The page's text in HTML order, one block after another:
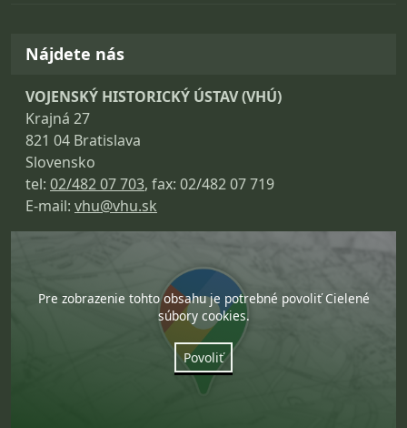
Nájdete nás
VOJENSKÝ HISTORICKÝ ÚSTAV (VHÚ)
Krajná 27
821 04 Bratislava
Slovensko
tel: 02/482 07 703, fax: 02/482 07 719
E-mail: vhu@vhu.sk
Pre zobrazenie tohto obsahu je potrebné povoliť Cielené
súbory cookies.
Povoliť